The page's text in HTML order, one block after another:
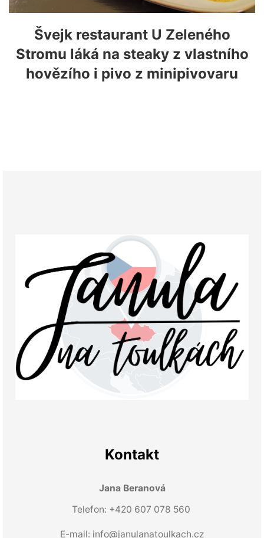
Švejk restaurant U Zeleného
Stromu láká na steaky z vlastního
hovězího i pivo z minipivovaru
Kontakt
Jana Beranová
Telefon: +420 607 078 560
E-mail: info@janulanatoulkach.cz